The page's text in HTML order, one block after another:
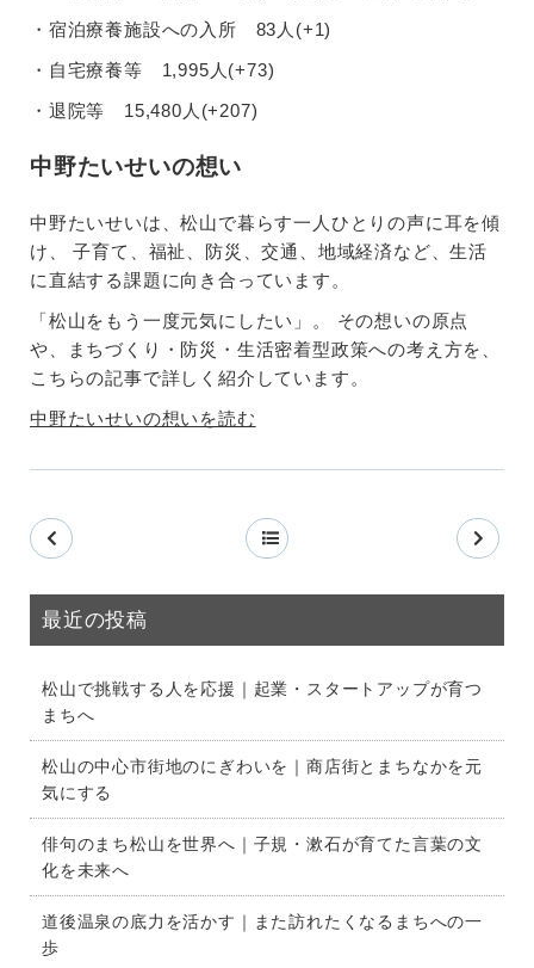
・宿泊療養施設への入所 83人(+1)
・自宅療養等 1,995人(+73)
・退院等 15,480人(+207)
中野たいせいの想い
中野たいせいは、松山で暮らす一人ひとりの声に耳を傾
け、 子育て、福祉、防災、交通、地域経済など、生活
に直結する課題に向き合っています。
「松山をもう一度元気にしたい」。 その想いの原点
や、まちづくり・防災・生活密着型政策への考え方を、
こちらの記事で詳しく紹介しています。
中野たいせいの想いを読む
最近の投稿
松山で挑戦する人を応援｜起業・スタートアップが育つ
まちへ
松山の中心市街地のにぎわいを｜商店街とまちなかを元
気にする
俳句のまち松山を世界へ｜子規・漱石が育てた言葉の文
化を未来へ
道後温泉の底力を活かす｜また訪れたくなるまちへの一
歩